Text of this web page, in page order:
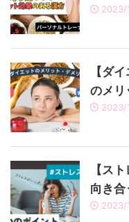
2023/
【ダ
のメリ
2023/
【ス
向き合
2023/